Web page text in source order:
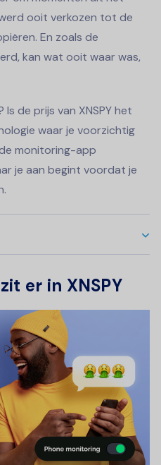
ooit verkozen tot de
En zoals de
kan wat ooit waar was,
de prijs van XNSPY het
waar je voorzichtig
monitoring-app
je aan begint voordat je
er in XNSPY